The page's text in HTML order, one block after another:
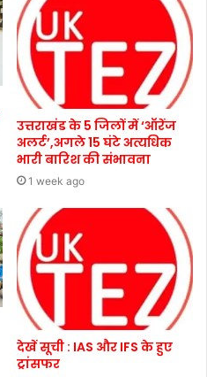
उत्तराखंड के 5 जिलों में ‘ऑरेंज
अलर्ट’,अगले 15 घंटे अत्यधिक
भारी बारिश की संभावना
1 week ago
देखें सूची : IAS और IFS के हुए
ट्रांसफर